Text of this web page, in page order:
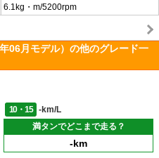
6.1kg・m/5200rpm
06月モデル）の他のグレード一
10・15
-km/L
満タンでどこまで走る？
-km